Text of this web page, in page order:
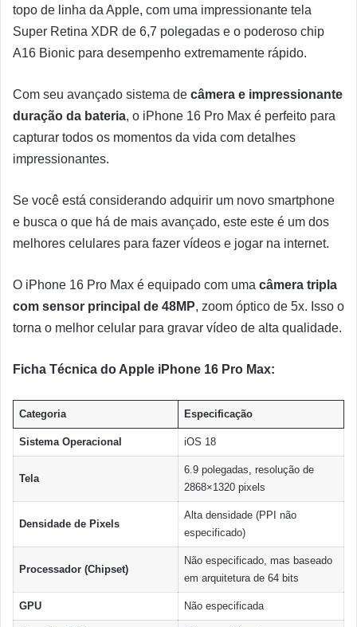
topo de linha da Apple, com uma impressionante tela
Super Retina XDR de 6,7 polegadas e o poderoso chip
A16 Bionic para desempenho extremamente rápido.
Com seu avançado sistema de câmera e impressionante
duração da bateria, o iPhone 16 Pro Max é perfeito para
capturar todos os momentos da vida com detalhes
impressionantes.
Se você está considerando adquirir um novo smartphone
e busca o que há de mais avançado, este este é um dos
melhores celulares para fazer vídeos e jogar na internet.
O iPhone 16 Pro Max é equipado com uma câmera tripla
com sensor principal de 48MP, zoom óptico de 5x. Isso o
torna o melhor celular para gravar vídeo de alta qualidade.
Ficha Técnica do Apple iPhone 16 Pro Max:
Categoria Especificação
Sistema Operacional iOS 18
Tela
6.9 polegadas, resolução de
2868×1320 pixels
Densidade de Pixels
Alta densidade (PPI não
especificado)
Processador (Chipset)
Não especificado, mas baseado
em arquitetura de 64 bits
GPU Não especificada